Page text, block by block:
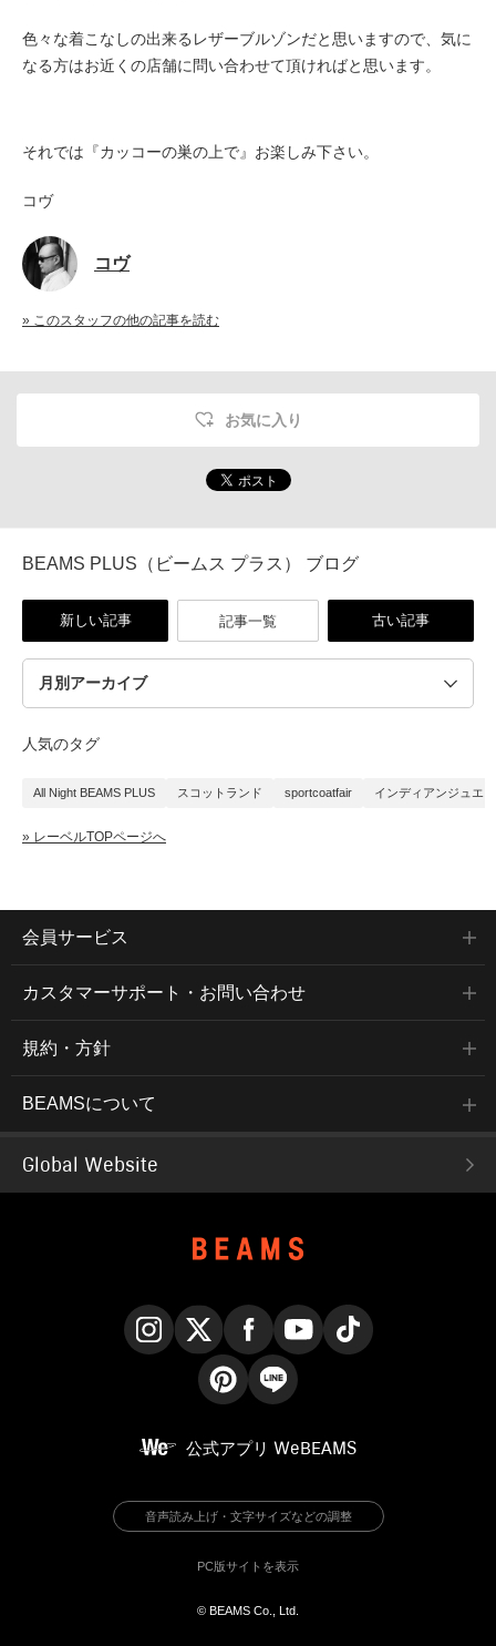
色々な着こなしの出来るレザーブルゾンだと思いますので、気に
なる方はお近くの店舗に問い合わせて頂ければと思います。
それでは『カッコーの巣の上で』お楽しみ下さい。
コヴ
コヴ
» このスタッフの他の記事を読む
お気に入り
BEAMS PLUS（ビームス プラス） ブログ
新しい記事 記事一覧 古い記事
人気のタグ
All Night BEAMS PLUS スコットランド sportcoatfair インディアンジュエ
» レーベルTOPページへ
会員サービス
カスタマーサポート・お問い合わせ
規約・方針
BEAMSについて
Global Website
公式アプリ WeBEAMS
音声読み上げ・文字サイズなどの調整
PC版サイトを表示
© BEAMS Co., Ltd.